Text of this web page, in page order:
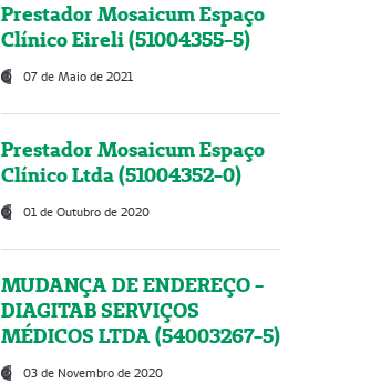
Prestador Mosaicum Espaço
Clínico Eireli (51004355-5)
07 de Maio de 2021
Prestador Mosaicum Espaço
Clínico Ltda (51004352-0)
01 de Outubro de 2020
MUDANÇA DE ENDEREÇO -
DIAGITAB SERVIÇOS
MÉDICOS LTDA (54003267-5)
03 de Novembro de 2020